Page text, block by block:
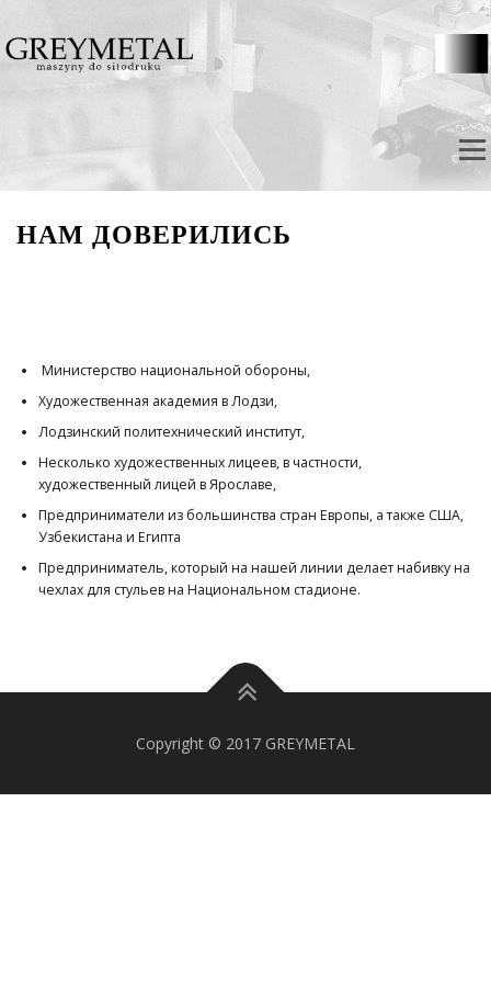
Menu
НАМ ДОВЕРИЛИСЬ
Министерство национальной обороны,
Художественная академия в Лодзи,
Лодзинский политехнический институт,
Несколько художественных лицеев, в частности,
художественный лицей в Ярославе,
Предприниматели из большинства стран Европы, а также США,
Узбекистана и Египта
Предприниматель, который на нашей линии делает набивку на
чехлах для стульев на Национальном стадионе.
Copyright © 2017 GREYMETAL